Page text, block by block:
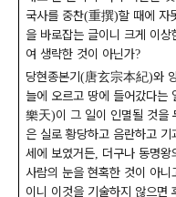
국사를 중찬(重撰)할 때에 자
을 바로잡는 글이니 크게 이
여 생략한 것이 아닌가?
당현종본기(唐玄宗本紀)와
늘에 오르고 땅에 들어갔다는
樂天)이 그 일이 인멸될 것을
은 실로 황당하고 음란하고
세에 보였거든, 더구나 동명왕
사람의 눈을 현혹한 것이 아니
이니 이것을 기술하지 않으면